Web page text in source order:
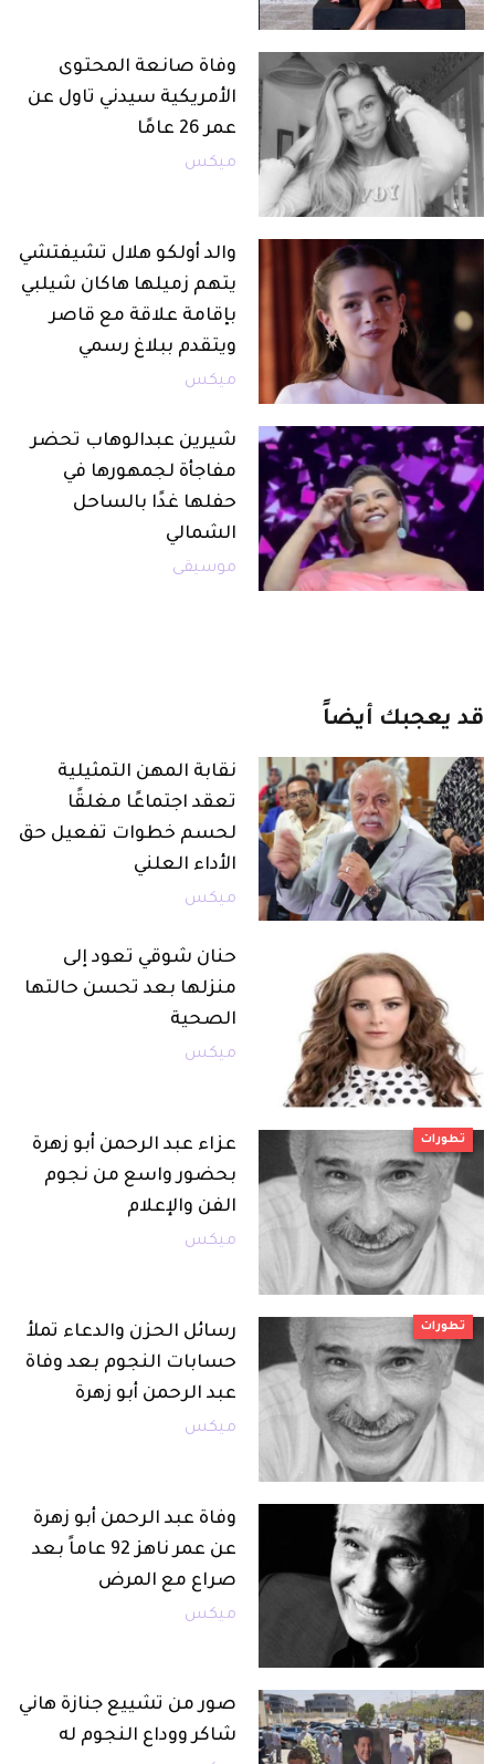
وفاة صانعة المحتوى
الأمريكية سيدني تاول عن
عمر 26 عامًا
ميكس
والد أولكو هلال تشيفتشي
يتهم زميلها هاكان شيلبي
بإقامة علاقة مع قاصر
ويتقدم ببلاغ رسمي
ميكس
شيرين عبدالوهاب تحضر
مفاجأة لجمهورها في
حفلها غدًا بالساحل
الشمالي
موسيقى
قد يعجبك أيضاً
نقابة المهن التمثيلية
تعقد اجتماعًا مغلقًا
لحسم خطوات تفعيل حق
الأداء العلني
ميكس
حنان شوقي تعود إلى
منزلها بعد تحسن حالتها
الصحية
ميكس
تطورات
عزاء عبد الرحمن أبو زهرة
بحضور واسع من نجوم
الفن والإعلام
ميكس
تطورات
رسائل الحزن والدعاء تملأ
حسابات النجوم بعد وفاة
عبد الرحمن أبو زهرة
ميكس
وفاة عبد الرحمن أبو زهرة
عن عمر ناهز 92 عاماً بعد
صراع مع المرض
ميكس
صور من تشييع جنازة هاني
شاكر ووداع النجوم له